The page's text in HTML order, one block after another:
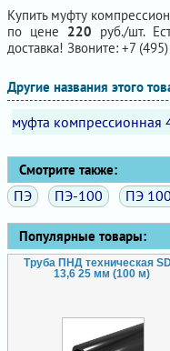
Купить муфту
по цене 220 руб./шт.
доставка! Звоните: +7
Другие названия этого
муфта компрессионная
Смотрите также:
ПЭ ПЭ-100 ПЭ
Популярные товары:
Труба ПНД техническая
13,6 25 мм (100 м)